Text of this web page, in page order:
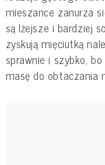
mieszance zanurza
są lżejsze i bardziej
zyskują mięciutką
sprawnie i szybko,
masę do obtaczania